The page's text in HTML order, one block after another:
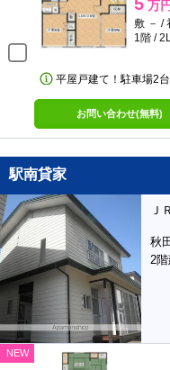
万円
敷 － /
1階 /
平屋戸建て！駐車場2
お問い合わせ(無料)
駅南貸家
Ｊ
秋
2
NEW